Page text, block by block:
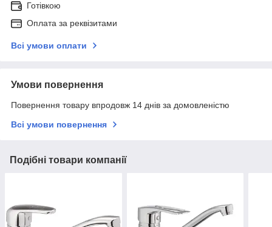
Готівкою
Оплата за реквізитами
Всі умови оплати
Умови повернення
Повернення товару впродовж 14 днів за домовленістю
Всі умови повернення
Подібні товари компанії